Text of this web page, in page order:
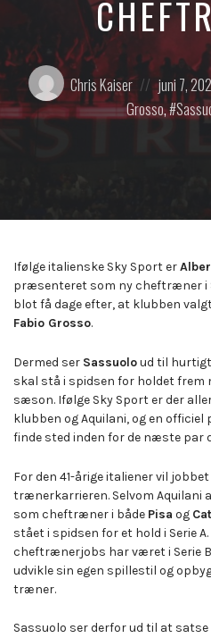
Posted
by:
Chris Kaiser
Posted
on
juni 7,
Grosso,
Ifølge italienske Sky Sport er
præsenteret som ny cheftræner i
blot få dage efter, at klubben
Fabio Grosso.
Dermed ser Sassuoloud til
skal stå i spidsen for holdet frem
sæson. Ifølge Sky Sport er der
klubben og Aquilani, og en
finde sted inden for de næste par
For den 41-årige italiener vil
trænerkarrieren. Selvom Aquilani
som cheftræner i både Pisa og
stået i spidsen for et hold i Serie
cheftrænerjobs har været i Serie
udvikle sin egen spillestil og
træner.
Sassuolo ser derfor ud til at